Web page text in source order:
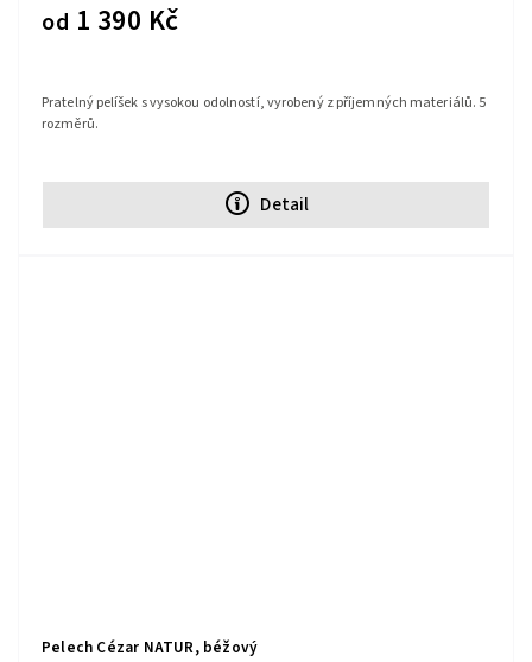
od 1 390 Kč
Detail
Pratelný pelíšek s vysokou odolností, vyrobený z příjemných materiálů. 5
rozměrů.
Pelech Cézar NATUR, béžový